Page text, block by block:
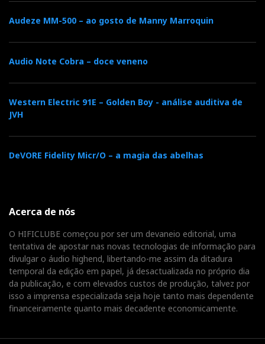
Audeze MM-500 – ao gosto de Manny Marroquin
Audio Note Cobra – doce veneno
Western Electric 91E – Golden Boy - análise auditiva de
JVH
DeVORE Fidelity Micr/O – a magia das abelhas
Acerca de nós
O HIFICLUBE começou por ser um devaneio editorial, uma
tentativa de apostar nas novas tecnologias de informação para
divulgar o áudio highend, libertando-me assim da ditadura
temporal da edição em papel, já desactualizada no próprio dia
da publicação, e com elevados custos de produção, talvez por
isso a imprensa especializada seja hoje tanto mais dependente
financeiramente quanto mais decadente economicamente.